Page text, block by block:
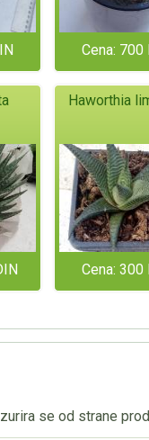
Cena: 700
Haworthia
Cena: 300
se od strane